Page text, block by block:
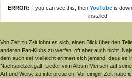
ERROR: If you can see this, then YouTubeis down
installed.
Von Zeit zu Zeit lohnt es sich, einen Blick über den
anderen Fan-Klubs zu werfen, oft aber auch nicht.
dem auch sei, vielleicht erinnert sich jemand, dass es
Nachspielzeit galt, Lieder vom Album Mensch auf
Art und Weise zu interpretieren. Vor einiger Zeit habe